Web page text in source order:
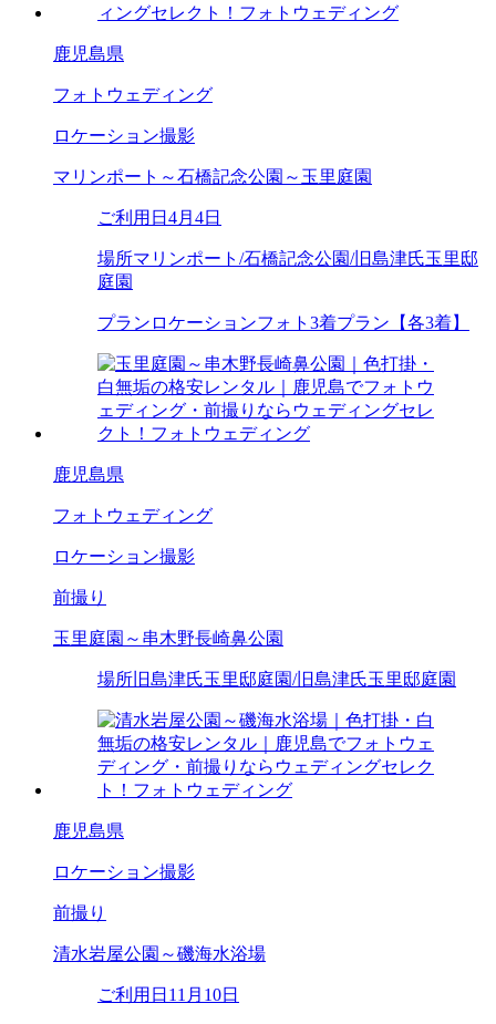
鹿児島県
フォトウェディング
ロケーション撮影
マリンポート～石橋記念公園～玉里庭園
ご利用日 4月4日
場所マリンポート/石橋記念公園/旧島津氏玉里邸
庭園
プラン ロケーションフォト3着プラン【各3着】
鹿児島県
フォトウェディング
ロケーション撮影
前撮り
玉里庭園～串木野長崎鼻公園
場所 旧島津氏玉里邸庭園/旧島津氏玉里邸庭園
鹿児島県
ロケーション撮影
前撮り
清水岩屋公園～磯海水浴場
ご利用日 11月10日